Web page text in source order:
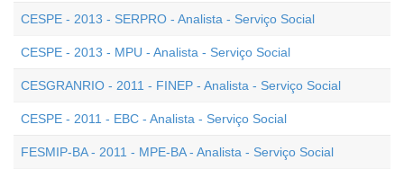
CESPE - 2013 - SERPRO - Analista - Serviço Social
CESPE - 2013 - MPU - Analista - Serviço Social
CESGRANRIO - 2011 - FINEP - Analista - Serviço Social
CESPE - 2011 - EBC - Analista - Serviço Social
FESMIP-BA - 2011 - MPE-BA - Analista - Serviço Social